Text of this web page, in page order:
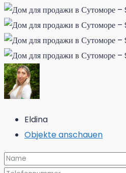
Eldina
Objekte anschauen